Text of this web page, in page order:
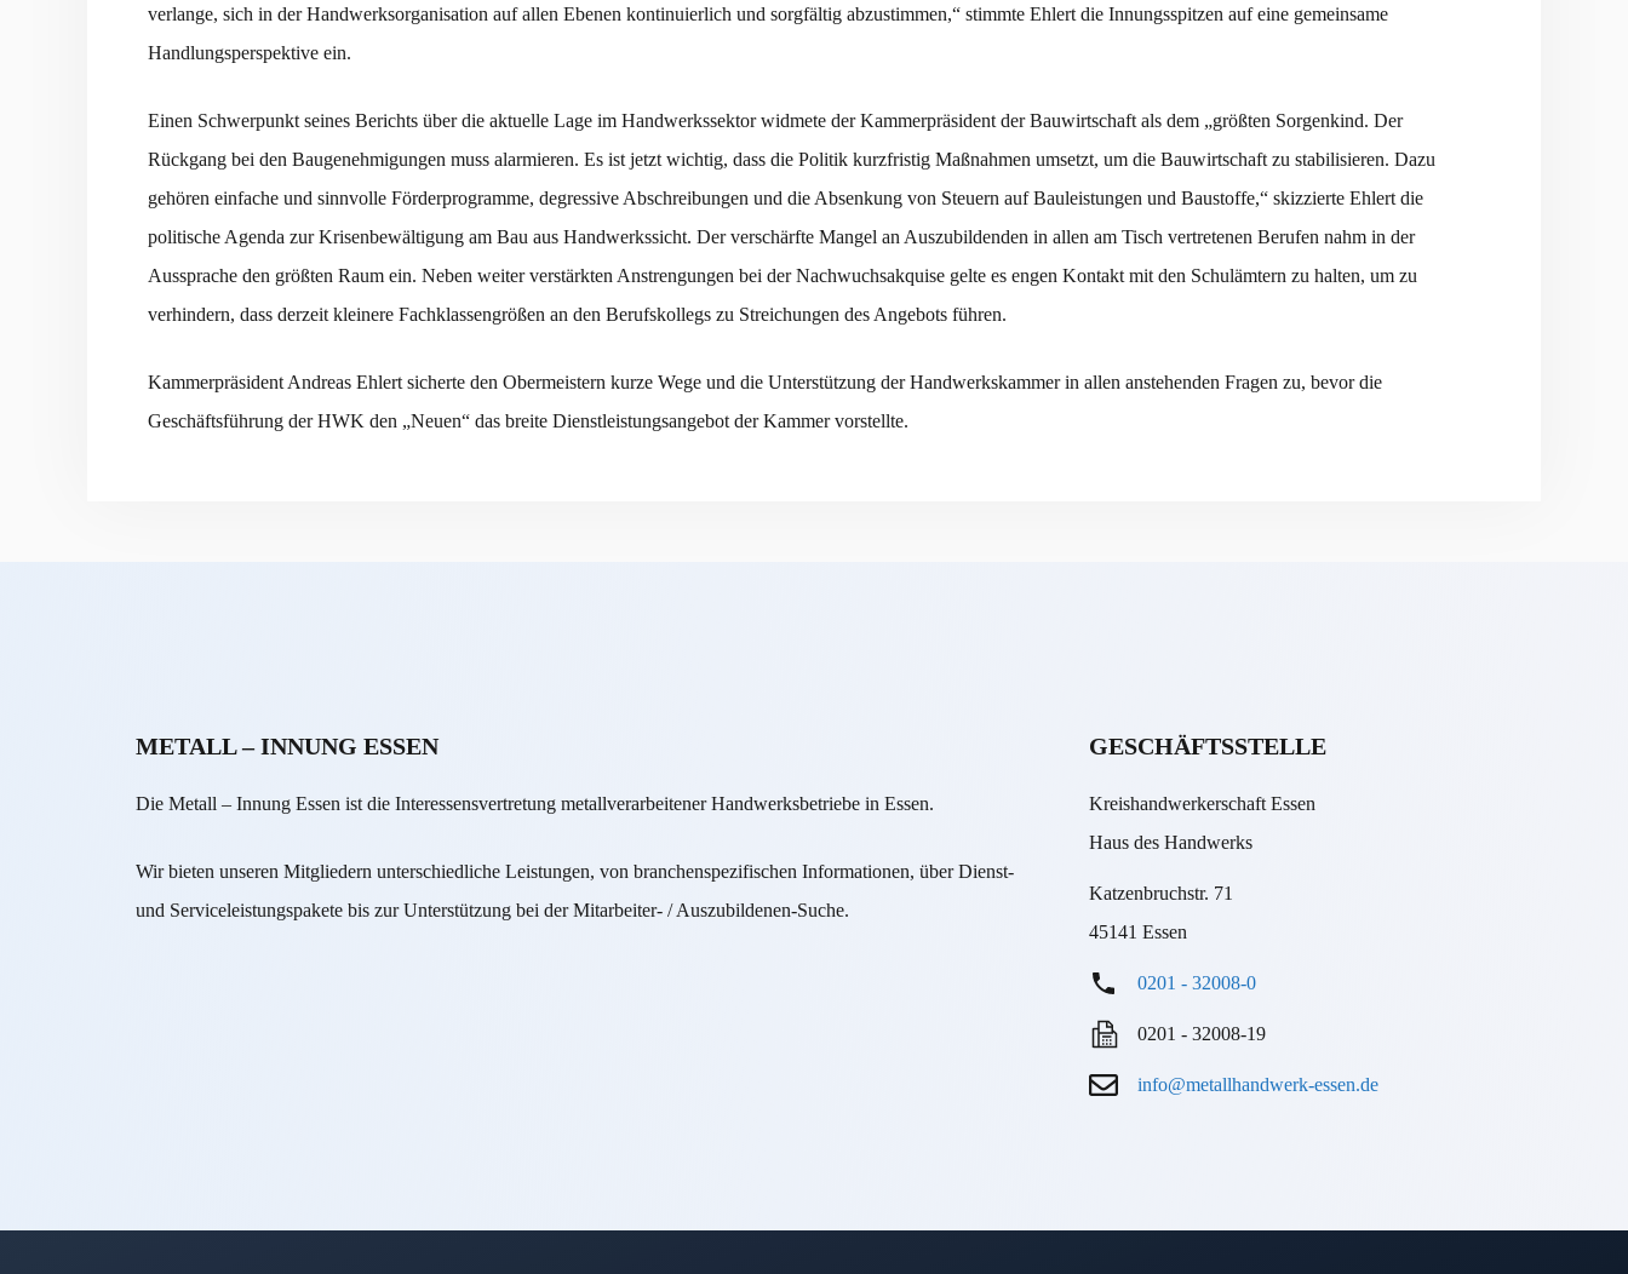
verlange, sich in der Handwerksorganisation auf allen Ebenen kontinuierlich und sorgfältig abzustimmen,“ stimmte Ehlert die Innungsspitzen auf eine gemeinsame
Handlungsperspektive ein.
Einen Schwerpunkt seines Berichts über die aktuelle Lage im Handwerkssektor widmete der Kammerpräsident der Bauwirtschaft als dem „größten Sorgenkind. Der
Rückgang bei den Baugenehmigungen muss alarmieren. Es ist jetzt wichtig, dass die Politik kurzfristig Maßnahmen umsetzt, um die Bauwirtschaft zu stabilisieren. Dazu
gehören einfache und sinnvolle Förderprogramme, degressive Abschreibungen und die Absenkung von Steuern auf Bauleistungen und Baustoffe,“ skizzierte Ehlert die
politische Agenda zur Krisenbewältigung am Bau aus Handwerkssicht. Der verschärfte Mangel an Auszubildenden in allen am Tisch vertretenen Berufen nahm in der
Aussprache den größten Raum ein. Neben weiter verstärkten Anstrengungen bei der Nachwuchsakquise gelte es engen Kontakt mit den Schulämtern zu halten, um zu
verhindern, dass derzeit kleinere Fachklassengrößen an den Berufskollegs zu Streichungen des Angebots führen.
Kammerpräsident Andreas Ehlert sicherte den Obermeistern kurze Wege und die Unterstützung der Handwerkskammer in allen anstehenden Fragen zu, bevor die
Geschäftsführung der HWK den „Neuen“ das breite Dienstleistungsangebot der Kammer vorstellte.
METALL – INNUNG ESSEN
Die Metall – Innung Essen ist die Interessensvertretung metallverarbeitener Handwerksbetriebe in Essen.
Wir bieten unseren Mitgliedern unterschiedliche Leistungen, von branchenspezifischen Informationen, über Dienst-
und Serviceleistungspakete bis zur Unterstützung bei der Mitarbeiter- / Auszubildenen-Suche.
GESCHÄFTSSTELLE
Kreishandwerkerschaft Essen
Haus des Handwerks
Katzenbruchstr. 71
45141 Essen
0201 - 32008-0
0201 - 32008-19
info@metallhandwerk-essen.de